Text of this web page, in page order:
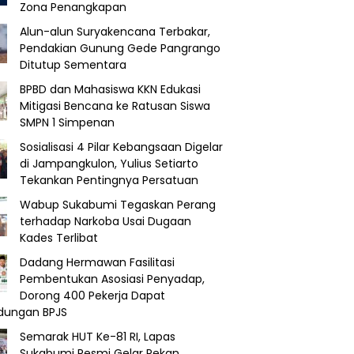
Zona Penangkapan
Alun-alun Suryakencana Terbakar,
Pendakian Gunung Gede Pangrango
Ditutup Sementara
BPBD dan Mahasiswa KKN Edukasi
Mitigasi Bencana ke Ratusan Siswa
SMPN 1 Simpenan
Sosialisasi 4 Pilar Kebangsaan Digelar
di Jampangkulon, Yulius Setiarto
Tekankan Pentingnya Persatuan
Wabup Sukabumi Tegaskan Perang
terhadap Narkoba Usai Dugaan
Kades Terlibat
Dadang Hermawan Fasilitasi
Pembentukan Asosiasi Penyadap,
Dorong 400 Pekerja Dapat
BPJS
Semarak HUT Ke-81 RI, Lapas